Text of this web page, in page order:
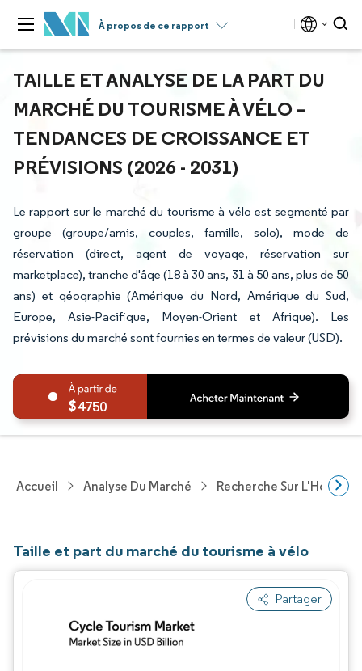
À propos de ce rapport
TAILLE ET ANALYSE DE LA PART DU
MARCHÉ DU TOURISME À VÉLO –
TENDANCES DE CROISSANCE ET
PRÉVISIONS (2026 - 2031)
Le rapport sur le marché du tourisme à vélo est segmenté par
groupe (groupe/amis, couples, famille, solo), mode de
réservation (direct, agent de voyage, réservation sur
marketplace), tranche d'âge (18 à 30 ans, 31 à 50 ans, plus de 50
ans) et géographie (Amérique du Nord, Amérique du Sud,
Europe, Asie-Pacifique, Moyen-Orient et Afrique). Les
prévisions du marché sont fournies en termes de valeur (USD).
4750
Accueil Analyse Du Marché Recherche Sur
Taille et part du marché du tourisme à vélo
Partager